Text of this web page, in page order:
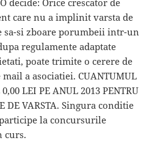
decide: Orice crescator de
care nu a implinit varsta de
sa-si zboare porumbeii intr-un
regulamente adaptate
poate trimite o cerere de
a asociatiei. CUANTUMUL
LEI PE ANUL 2013 PENTRU
DE VARSTA. Singura conditie
la concursurile
curs.